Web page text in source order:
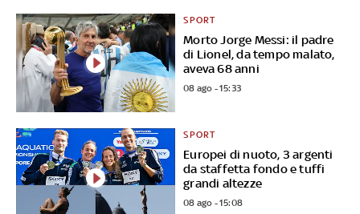
Morto Jorge Messi: il padre
di Lionel, da tempo malato,
aveva 68 anni
SPORT
08 ago - 15:33
Europei di nuoto, 3 argenti
da staffetta fondo e tuffi
grandi altezze
SPORT
08 ago - 15:08